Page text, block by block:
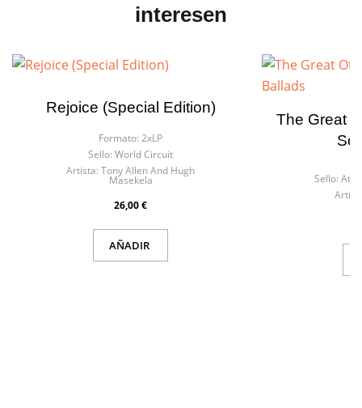
interesen
Rejoice (Special Edition)
Formato: 2xLP
Sello: World Circuit
Artista: Tony Allen And Hugh
Masekela
26,00 €
AÑADIR
The Great
Sello: